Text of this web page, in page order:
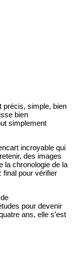
précis, simple, bien
bien
simplement
incroyable qui
des images
la chronologie de la
final pour vérifier
pour devenir
ans, elle s’est